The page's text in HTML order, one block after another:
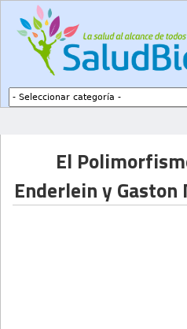
El
Enderlein y Gaston